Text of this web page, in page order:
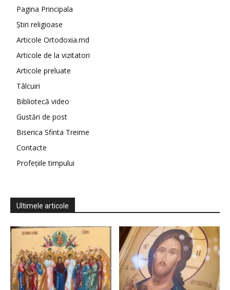
Pagina Principala
Știri religioase
Articole Ortodoxia.md
Articole de la vizitatori
Articole preluate
Tâlcuiri
Bibliotecă video
Gustări de post
Biserica Sfinta Treime
Contacte
Profețiile timpului
Ultimele articole